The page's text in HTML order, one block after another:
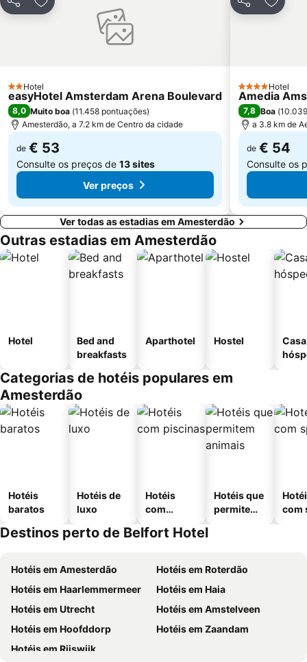
De Wallen - o Bairro da Luz Vermelha
Geuzenveld-Slotermeer
Rembrandtplein
Sloterdijk Metro Station
Madurodam
Hoofddorp center
Bloemencorso Bollenstreek
Museumplein
PartilharAdicionar aos favoritos
2 Estrelas
Hotel
easyHotel Amsterdam Arena Boulevard
8,0 Muito boa (11.458 pontuações)
Amesterdão, a 7.2 km de Centro da cidade
de € 53
Consulte os preços de 13 sites
Ver preços
Partilhar
4 Estrelas
Hotel
Amedia
7,8 Boa (
a 3.8 km de
de € 54
Consulte os
Ver todas as estadias em Amesterdão
Outras estadias em Amesterdão
Hotel
Bed and
breakfasts
Aparthotel Hostel
Categorias de hotéis populares em
Amesterdão
Hotéis
baratos
Hotéis de
luxo
Hotéis
com
Hotéis que
permitem
com
Destinos perto de Belfort Hotel
Hotéis em Amesterdão
Hotéis em Roterdão
Hotéis em Haarlemmermeer
Hotéis em Haia
Hotéis em Utrecht
Hotéis em Amstelveen
Hotéis em Hoofddorp
Hotéis em Zaandam
Hotéis em Rijswijk